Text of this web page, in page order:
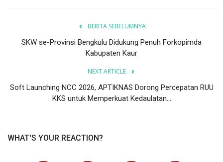
BERITA SEBELUMNYA
SKW se-Provinsi Bengkulu Didukung Penuh Forkopimda
Kabupaten Kaur
NEXT ARTICLE
Soft Launching NCC 2026, APTIKNAS Dorong Percepatan RUU
KKS untuk Memperkuat Kedaulatan...
WHAT'S YOUR REACTION?